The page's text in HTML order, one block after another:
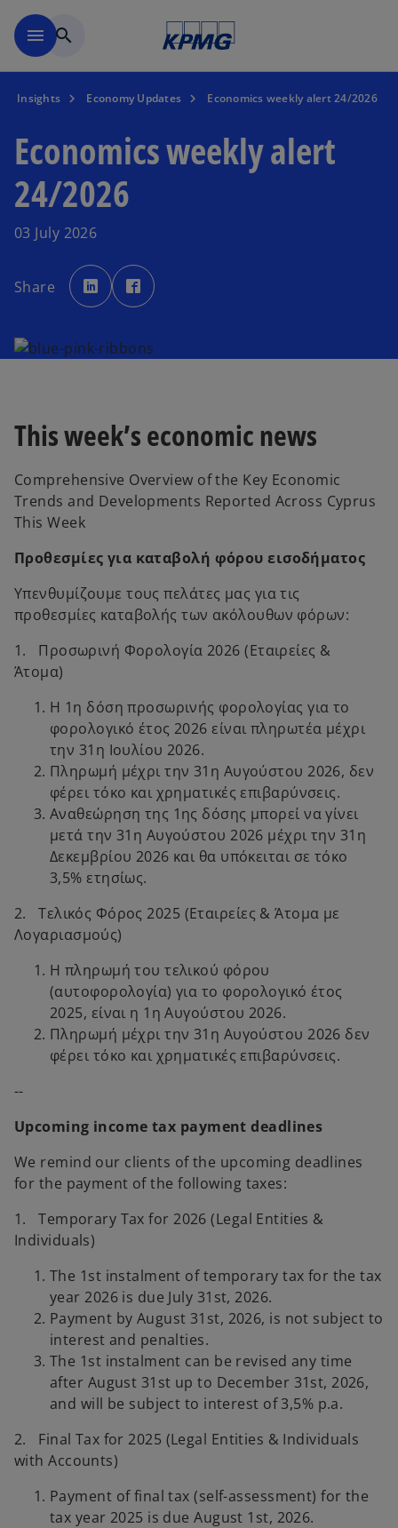
menu search
Insights Economy Updates Economics weekly alert 24/2026
Economics weekly alert
24/2026
03 July 2026
Share
o
p
e
n
a
n
p
e
This week’s economic news
Comprehensive Overview of the Key Economic
Trends and Developments Reported Across Cyprus
This Week
Προθεσμίες για καταβολή φόρου εισοδήματος
Υπενθυμίζουμε τους πελάτες μας για τις
προθεσμίες καταβολής των ακόλουθων φόρων:
1. Προσωρινή Φορολογία 2026 (Εταιρείες &
Άτομα)
Η 1η δόση προσωρινής φορολογίας για το
φορολογικό έτος 2026 είναι πληρωτέα μέχρι
την 31η Ιουλίου 2026.
Πληρωμή μέχρι την 31η Αυγούστου 2026, δεν
φέρει τόκο και χρηματικές επιβαρύνσεις.
Αναθεώρηση της 1ης δόσης μπορεί να γίνει
μετά την 31η Αυγούστου 2026 μέχρι την 31η
Δεκεμβρίου 2026 και θα υπόκειται σε τόκο
3,5% ετησίως.
2. Τελικός Φόρος 2025 (Εταιρείες & Άτομα με
Λογαριασμούς)
Η πληρωμή του τελικού φόρου
(αυτοφορολογία) για το φορολογικό έτος
2025, είναι η 1η Αυγούστου 2026.
Πληρωμή μέχρι την 31η Αυγούστου 2026 δεν
φέρει τόκο και χρηματικές επιβαρύνσεις.
--
Upcoming income tax payment deadlines
We remind our clients of the upcoming deadlines
for the payment of the following taxes:
1. Temporary Tax for 2026 (Legal Entities &
Individuals)
The 1st instalment of temporary tax for the tax
year 2026 is due July 31st, 2026.
Payment by August 31st, 2026, is not subject to
interest and penalties.
The 1st instalment can be revised any time
after August 31st up to December 31st, 2026,
and will be subject to interest of 3,5% p.a.
2. Final Tax for 2025 (Legal Entities & Individuals
with Accounts)
Payment of final tax (self-assessment) for the
tax year 2025 is due August 1st, 2026.